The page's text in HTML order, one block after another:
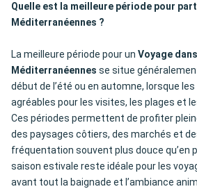
Quelle est la meilleure période pour
Méditerranéennes ?
La meilleure période pour un Voyage
Méditerranéennes se situe
début de l’été ou en automne, lorsque
agréables pour les visites, les plages et
Ces périodes permettent de profiter
des paysages côtiers, des marchés et
fréquentation souvent plus douce qu’en
saison estivale reste idéale pour les
avant tout la baignade et l’ambiance